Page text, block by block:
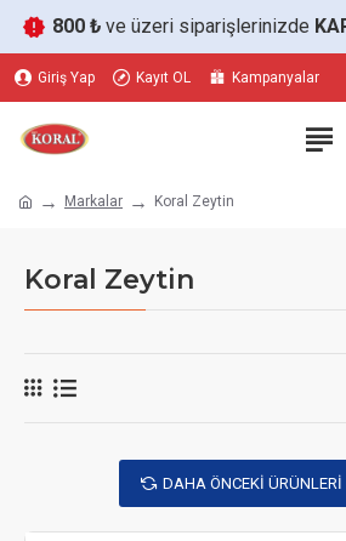
800 ₺ve üzeri siparişlerinizde
Giriş Yap Kayıt OL Kampanyalar
Markalar Koral Zeytin
Koral Zeytin
DAHA ÖNCEKI ÜRÜNLERI